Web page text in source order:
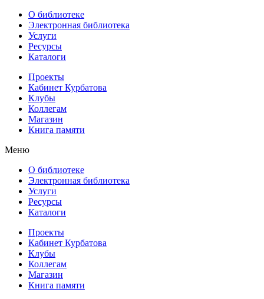
О библиотеке
Электронная библиотека
Услуги
Ресурсы
Каталоги
Проекты
Кабинет Курбатова
Клубы
Коллегам
Магазин
Книга памяти
Меню
О библиотеке
Электронная библиотека
Услуги
Ресурсы
Каталоги
Проекты
Кабинет Курбатова
Клубы
Коллегам
Магазин
Книга памяти